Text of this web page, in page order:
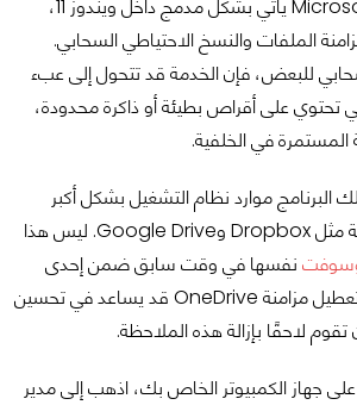
تطبيق Microsoft OneDrive يأتي بشكل مدمج داخل ويندوز 11،
الملفات والنسخ الاحتياطي السحابي.
للبعض، فإن الخدمة قد تتحول إلى عبء
تحتوي على أقراص بطيئة أو ذاكرة محدودة،
في الخلفية.
البرنامج موارد نظام التشغيل بشكل أكبر
مقارنة بخدمات منافسة مثل Dropbox وGoogle Drive. ليس هذا
نفسها في وقت سابق ضمن إحدى
صفحات الدعم إلى أن تعطيل مزامنة OneDrive قد يساعد في تحسين
جهاز الكمبيوتر الخاص بك، اذهب إلى مدير